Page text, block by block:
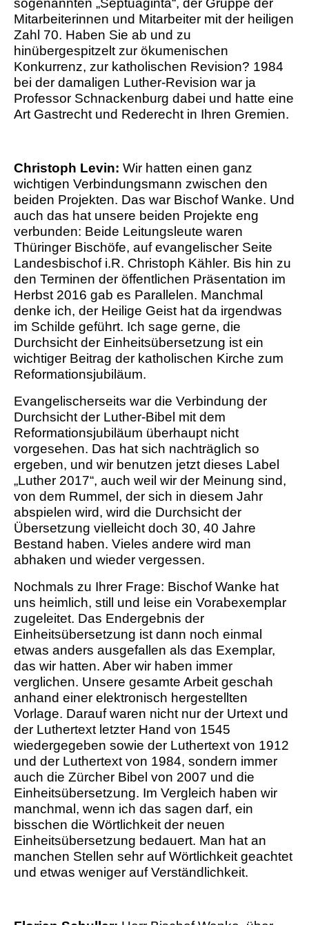
sogenannten „Septuaginta“, der Gruppe der
Mitarbeiterinnen und Mitarbeiter mit der heiligen
Zahl 70. Haben Sie ab und zu
hinübergespitzelt zur ökumenischen
Konkurrenz, zur katholischen Revision? 1984
bei der damaligen Luther-Revision war ja
Professor Schnackenburg dabei und hatte eine
Art Gastrecht und Rederecht in Ihren Gremien.
Christoph Levin: Wir hatten einen ganz
wichtigen Verbindungsmann zwischen den
beiden Projekten. Das war Bischof Wanke. Und
auch das hat unsere beiden Projekte eng
verbunden: Beide Leitungsleute waren
Thüringer Bischöfe, auf evangelischer Seite
Landesbischof i.R. Christoph Kähler. Bis hin zu
den Terminen der öffentlichen Präsentation im
Herbst 2016 gab es Parallelen. Manchmal
denke ich, der Heilige Geist hat da irgendwas
im Schilde geführt. Ich sage gerne, die
Durchsicht der Einheitsübersetzung ist ein
wichtiger Beitrag der katholischen Kirche zum
Reformationsjubiläum.
Evangelischerseits war die Verbindung der
Durchsicht der Luther-Bibel mit dem
Reformationsjubiläum überhaupt nicht
vorgesehen. Das hat sich nachträglich so
ergeben, und wir benutzen jetzt dieses Label
„Luther 2017“, auch weil wir der Meinung sind,
von dem Rummel, der sich in diesem Jahr
abspielen wird, wird die Durchsicht der
Übersetzung vielleicht doch 30, 40 Jahre
Bestand haben. Vieles andere wird man
abhaken und wieder vergessen.
Nochmals zu Ihrer Frage: Bischof Wanke hat
uns heimlich, still und leise ein Vorabexemplar
zugeleitet. Das Endergebnis der
Einheitsübersetzung ist dann noch einmal
etwas anders ausgefallen als das Exemplar,
das wir hatten. Aber wir haben immer
verglichen. Unsere gesamte Arbeit geschah
anhand einer elektronisch hergestellten
Vorlage. Darauf waren nicht nur der Urtext und
der Luthertext letzter Hand von 1545
wiedergegeben sowie der Luthertext von 1912
und der Luthertext von 1984, sondern immer
auch die Zürcher Bibel von 2007 und die
Einheitsübersetzung. Im Vergleich haben wir
manchmal, wenn ich das sagen darf, ein
bisschen die Wörtlichkeit der neuen
Einheitsübersetzung bedauert. Man hat an
manchen Stellen sehr auf Wörtlichkeit geachtet
und etwas weniger auf Verständlichkeit.